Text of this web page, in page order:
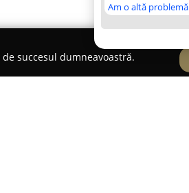
Am o altă problemă
succesul dumneavoastră.